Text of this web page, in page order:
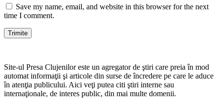
Save my name, email, and website in this browser for the next
time I comment.
Site-ul Presa Clujenilor este un agregator de ştiri care preia în mod
automat informaţii şi articole din surse de încredere pe care le aduce
în atenţia publicului. Aici veţi putea citi ştiri interne sau
internaţionale, de interes public, din mai multe domenii.